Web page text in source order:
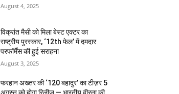
August 4, 2025
विक्रांत मैसी को मिला बेस्ट एक्टर का
राष्ट्रीय पुरस्कार, ‘12th फेल’ में दमदार
परफॉर्मेंस की हुई सराहना
August 3, 2025
फरहान अख्तर की ‘120 बहादुर’ का टीज़र 5